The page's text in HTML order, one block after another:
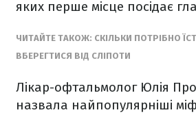
яких перше місце посідає
ЧИТАЙТЕ ТАКОЖ: СКІЛЬКИ ПОТРІБНО
ВБЕРЕГТИСЯ ВІД СЛІПОТИ
Лікар-офтальмолог Юлія
назвала найпопулярніші